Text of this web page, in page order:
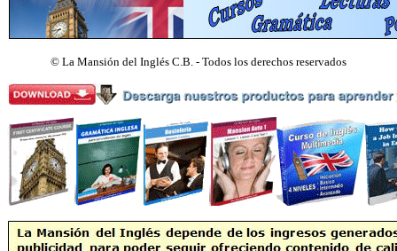
© La Mansión del Inglés C.B. - Todos los derechos reservados